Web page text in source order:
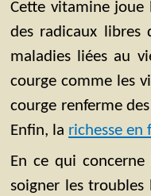
Cette vitamine joue
des radicaux libres
maladies liées au
courge comme les
courge renferme
Enfin, la richesse en
En ce qui
soigner les